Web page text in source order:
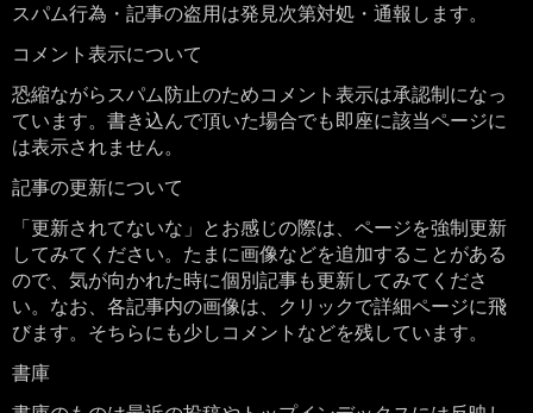
スパム行為・記事の盗用は発見次第対処・通報します。
コメント表示について
恐縮ながらスパム防止のためコメント表示は承認制になっ
ています。書き込んで頂いた場合でも即座に該当ページに
は表示されません。
記事の更新について
「更新されてないな」とお感じの際は、ページを強制更新
してみてください。たまに画像などを追加することがある
ので、気が向かれた時に個別記事も更新してみてくださ
い。なお、各記事内の画像は、クリックで詳細ページに飛
びます。そちらにも少しコメントなどを残しています。
書庫